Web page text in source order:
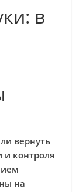
в
вернуть
контроля
на